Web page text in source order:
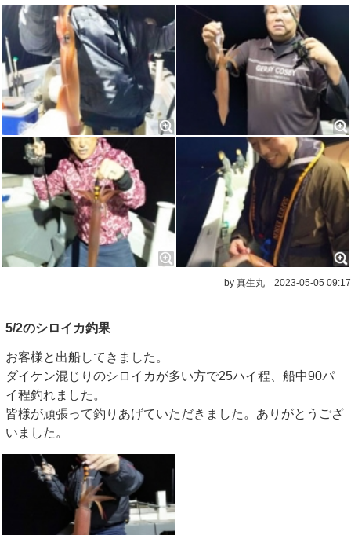
by 真生丸 2023-05-05 09:17
5/2のシロイカ釣果
お客様と出船してきました。
ダイケン混じりのシロイカが多い方で25ハイ程、船中90パ
イ程釣れました。
皆様が頑張って釣りあげていただきました。ありがとうござ
いました。